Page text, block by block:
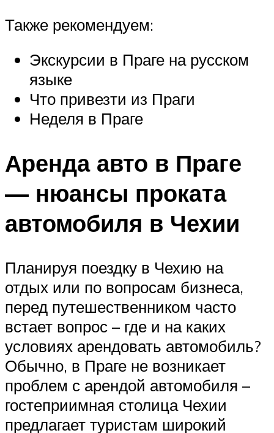
Также рекомендуем:
Экскурсии в Праге на русском
языке
Что привезти из Праги
Неделя в Праге
Аренда авто в Праге
— нюансы проката
автомобиля в Чехии
Планируя поездку в Чехию на
отдых или по вопросам бизнеса,
перед путешественником часто
встает вопрос – где и на каких
условиях арендовать автомобиль?
Обычно, в Праге не возникает
проблем с арендой автомобиля –
гостеприимная столица Чехии
предлагает туристам широкий